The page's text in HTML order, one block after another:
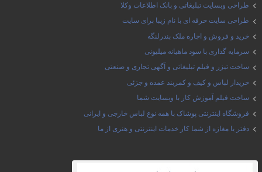
طراحی وبسایت تبلیغاتی و بانک اطلاعات وکلا
طراحی سایت حرفه ای با نام زیبا برای سایت
خرید و فروش و اجاره ملک بندرلنگه
سرمایه گذاری با سود ماهیانه میلیونی
ساخت تیزر و فیلم تبلیغاتی و آگهی تجاری و صنعتی
خریدار لباس و کیف و کمربند عمده و جزئی
ساخت فیلم آموزش کار با وبسایت شما
فروشگاه اینترنتی پوشاک با همه نوع لباس خارجی و ایرانی
دفتر یا مغازه از شما کار خدمات اینترنتی و هنری از ما